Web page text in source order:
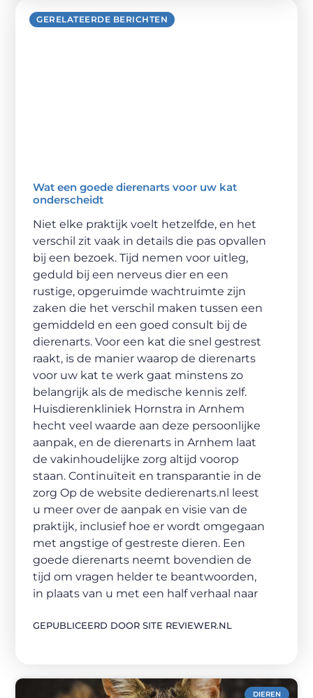
GERELATEERDE BERICHTEN
Wat een goede dierenarts voor uw kat
onderscheidt
Niet elke praktijk voelt hetzelfde, en het
verschil zit vaak in details die pas opvallen
bij een bezoek. Tijd nemen voor uitleg,
geduld bij een nerveus dier en een
rustige, opgeruimde wachtruimte zijn
zaken die het verschil maken tussen een
gemiddeld en een goed consult bij de
dierenarts. Voor een kat die snel gestrest
raakt, is de manier waarop de dierenarts
voor uw kat te werk gaat minstens zo
belangrijk als de medische kennis zelf.
Huisdierenkliniek Hornstra in Arnhem
hecht veel waarde aan deze persoonlijke
aanpak, en de dierenarts in Arnhem laat
de vakinhoudelijke zorg altijd voorop
staan. Continuïteit en transparantie in de
zorg Op de website dedierenarts.nl leest
u meer over de aanpak en visie van de
praktijk, inclusief hoe er wordt omgegaan
met angstige of gestreste dieren. Een
goede dierenarts neemt bovendien de
tijd om vragen helder te beantwoorden,
in plaats van u met een half verhaal naar
GEPUBLICEERD DOOR SITE REVIEWER.NL
DIEREN